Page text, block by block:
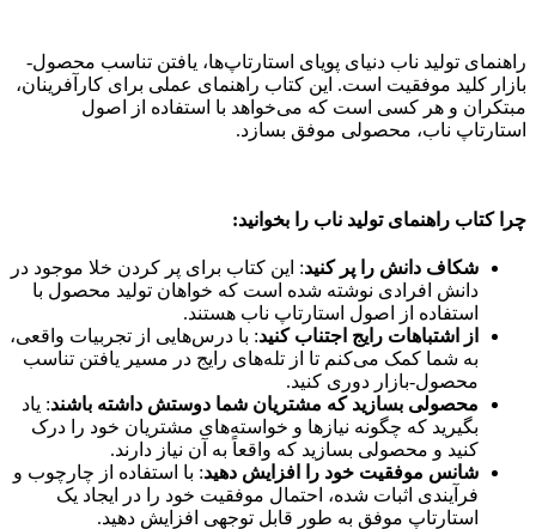
راهنمای تولید ناب دنیای پویای استارتاپ‌ها، یافتن تناسب محصول-
بازار کلید موفقیت است. این کتاب راهنمای عملی برای کارآفرینان،
مبتکران و هر کسی است که می‌خواهد با استفاده از اصول
استارتاپ ناب، محصولی موفق بسازد.
چرا کتاب راهنمای تولید ناب را بخوانید:
شکاف دانش را پر کنید: این کتاب برای پر کردن خلا موجود در
دانش افرادی نوشته شده است که خواهان تولید محصول با
استفاده از اصول استارتاپ ناب هستند.
از اشتباهات رایج اجتناب کنید: با درس‌هایی از تجربیات واقعی،
به شما کمک می‌کنم تا از تله‌های رایج در مسیر یافتن تناسب
محصول-بازار دوری کنید.
محصولی بسازید که مشتریان شما دوستش داشته باشند: یاد
بگیرید که چگونه نیازها و خواسته‌های مشتریان خود را درک
کنید و محصولی بسازید که واقعاً به آن نیاز دارند.
شانس موفقیت خود را افزایش دهید: با استفاده از چارچوب و
فرآیندی اثبات شده، احتمال موفقیت خود را در ایجاد یک
استارتاپ موفق به طور قابل توجهی افزایش دهید.